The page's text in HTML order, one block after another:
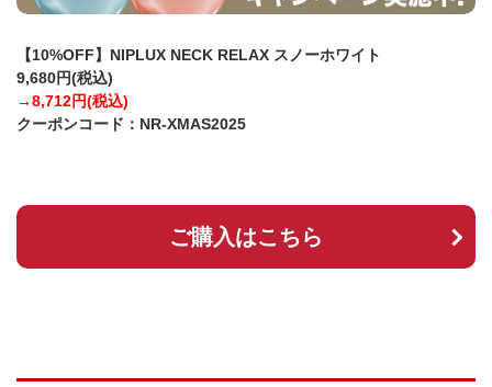
【10%OFF】NIPLUX NECK RELAX スノーホワイト
9,680円(税込)
→8,712円(税込)
クーポンコード：NR-XMAS2025
ご購入はこちら